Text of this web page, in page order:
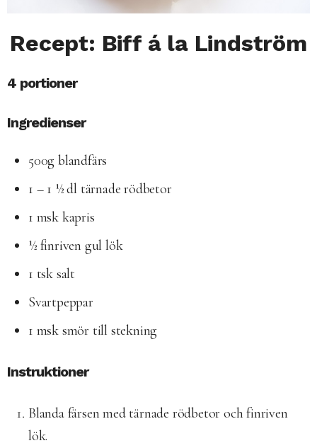
Recept: Biff á la Lindström
4 portioner
Ingredienser
500g blandfärs
1 – 1 ½ dl tärnade rödbetor
1 msk kapris
½ finriven gul lök
1 tsk salt
Svartpeppar
1 msk smör till stekning
Instruktioner
Blanda färsen med tärnade rödbetor och finriven
lök.